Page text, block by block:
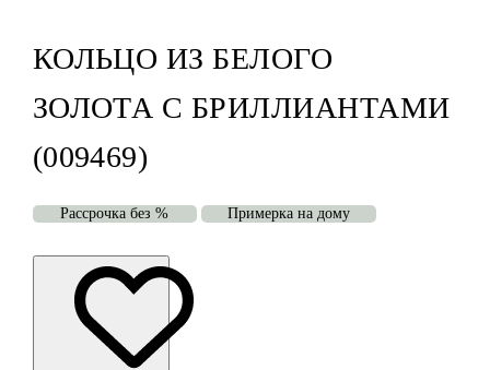
КОЛЬЦО ИЗ БЕЛОГО
ЗОЛОТА С БРИЛЛИАНТАМИ
(009469)
Рассрочка без % Примерка на дому